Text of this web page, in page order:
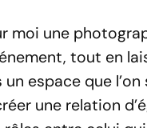
moi une
tout en
un espace que
une relation